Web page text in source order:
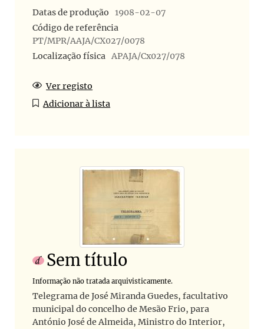
Datas de produção
1908-02-07
Código de referência
PT/MPR/AAJA/CX027/0078
Localização física APAJA/Cx027/078
Ver registo
Adicionar à lista
Sem título
Informação não tratada arquivisticamente.
Telegrama de José Miranda Guedes, facultativo
municipal do concelho de Mesão Frio, para
António José de Almeida, Ministro do Interior,